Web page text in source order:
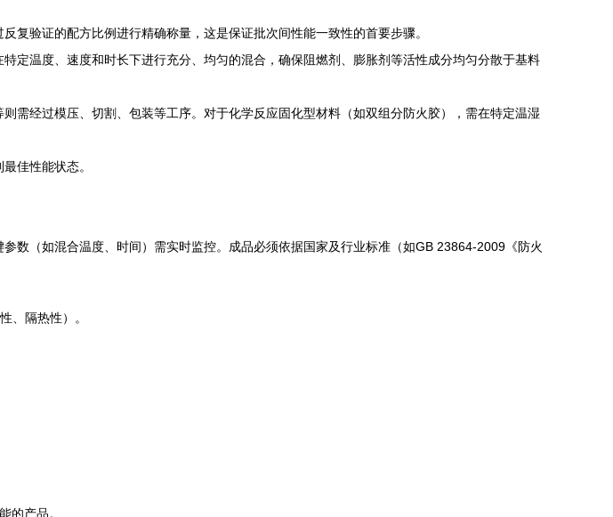
复验证的配方比例进行精确称量，这是保证批次间性能一致性的首要步骤。
定温度、速度和时长下进行充分、均匀的混合，确保阻燃剂、膨胀剂等活性成分均匀分散于基料
需经过模压、切割、包装等工序。对于化学反应固化型材料（如双组分防火胶），需在特定温湿
佳性能状态。
数（如混合温度、时间）需实时监控。成品必须依据国家及行业标准（如GB 23864-2009《防火
、隔热性）。
的产品。